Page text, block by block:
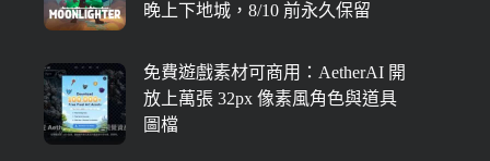
晚上下地城，8/10 前永久保留
免費遊戲素材可商用：AetherAI 開
放上萬張 32px 像素風角色與道具
圖檔